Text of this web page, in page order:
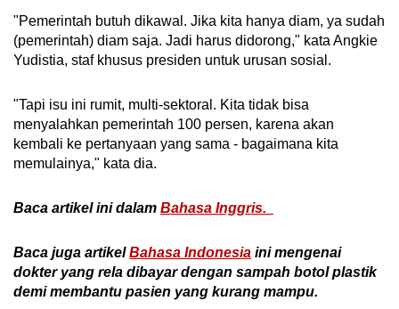
"Pemerintah butuh dikawal. Jika kita hanya diam, ya sudah
(pemerintah) diam saja. Jadi harus didorong," kata Angkie
Yudistia, staf khusus presiden untuk urusan sosial.
"Tapi isu ini rumit, multi-sektoral. Kita tidak bisa
menyalahkan pemerintah 100 persen, karena akan
kembali ke pertanyaan yang sama - bagaimana kita
memulainya," kata dia.
Baca artikel ini dalam Bahasa Inggris.
Baca juga artikelBahasa Indonesia ini mengenai
dokter yang rela dibayar dengan sampah botol plastik
demi membantu pasien yang kurang mampu.